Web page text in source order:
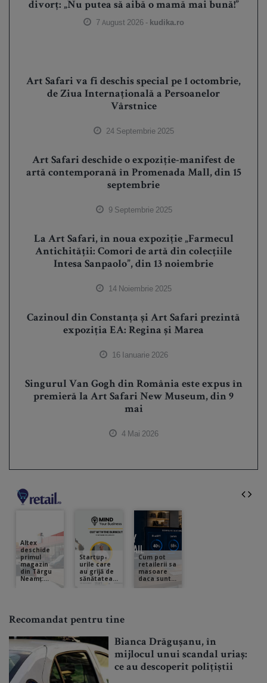
divorț: „Nu putea să aibă o mamă mai bună!”
7 August 2026 - kudika.ro
Art Safari va fi deschis special pe 1 octombrie,
de Ziua Internațională a Persoanelor
Vârstnice
24 Septembrie 2025
Art Safari deschide o expoziție-manifest de
artă contemporană în Promenada Mall, din 15
septembrie
9 Septembrie 2025
La Art Safari, în noua expoziție „Farmecul
Antichității: Comori de artă din colecțiile
Intesa Sanpaolo”, din 13 noiembrie
14 Noiembrie 2025
Cazinoul din Constanța și Art Safari prezintă
expoziția EA: Regina și Marea
16 Ianuarie 2026
Singurul Van Gogh din România este expus în
premieră la Art Safari New Museum, din 9
mai
4 Mai 2026
Recomandat pentru tine
Bianca Drăgușanu, în
mijlocul unui scandal uriaș:
ce au descoperit polițiștii